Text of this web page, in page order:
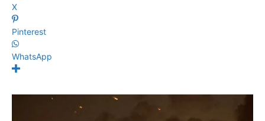
X
Pinterest
WhatsApp